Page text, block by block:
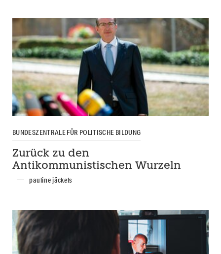
BUNDESZENTRALE FÜR POLITISCHE BILDUNG
Zurück zu den
Antikommunistischen Wurzeln
pauline jäckels